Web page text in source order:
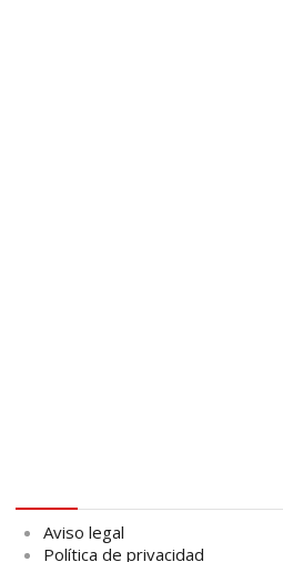
Aviso legal
Política de privacidad